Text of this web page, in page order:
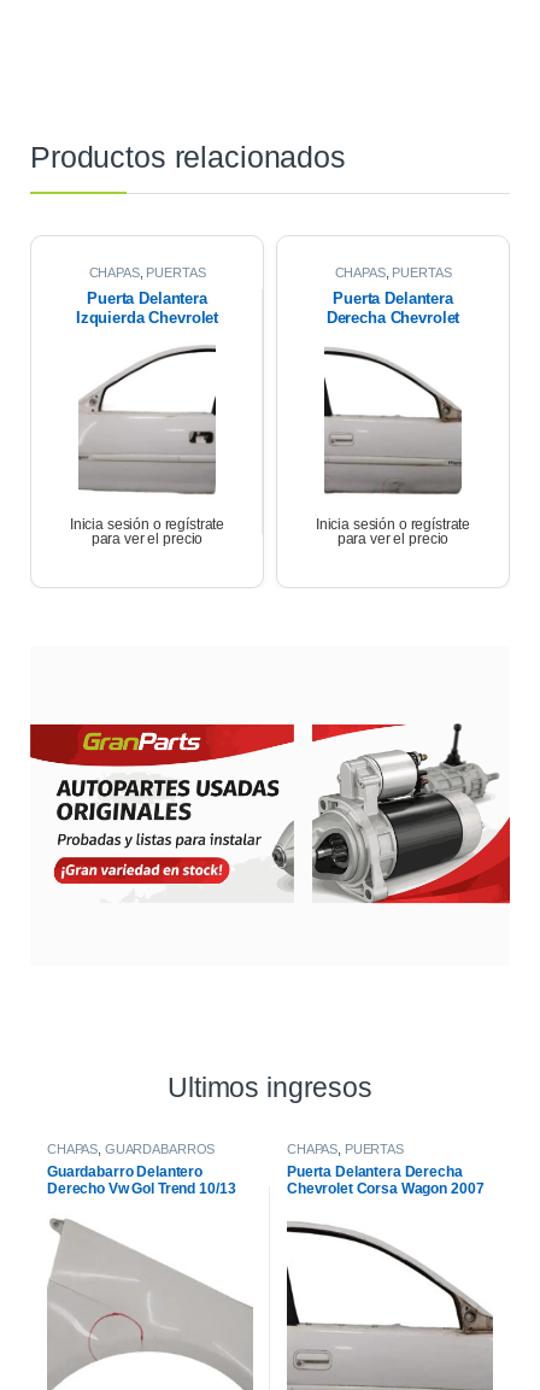
Productos relacionados
CHAPAS, PUERTAS
Puerta Delantera
Izquierda Chevrolet
Inicia sesión o regístrate
para ver el precio
CHAPAS, PUERTAS
Puerta Delantera
Derecha Chevrolet
Inicia sesión o regístrate
para ver el precio
Ultimos ingresos
CHAPAS, GUARDABARROS
Guardabarro Delantero
Derecho Vw Gol Trend 10/13
CHAPAS, PUERTAS
Puerta Delantera Derecha
Chevrolet Corsa Wagon 2007